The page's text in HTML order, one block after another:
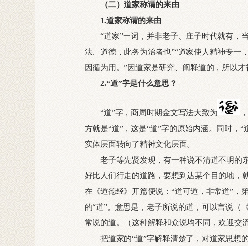
（二）道家称谓的来由
1.道家称谓的来由
“道家”一词，并非老子、庄子时代就有，当
法、道德，此务为治者也”“道家使人精神专一
因循为用。”因道家是研究、阐释道的，所以才
2.“道”字是什么意思？
“道”字，商周时期金文写法大致为
方就是“道”，这是“道”字的原始内涵。同时，
实体层面转向了精神文化层面。
老子等先贤发现，有一种说不清道不明的东
好比人们行走的道路，要想到达某个目的地，
在《道德经》开篇便说：“道可道，非常道”，
的“道”。意思是，老子所说的道，可以言说（
常说的道。（这种解释和众说均不同，欢迎交
把道家的“道”字解释清楚了，对道家思想的